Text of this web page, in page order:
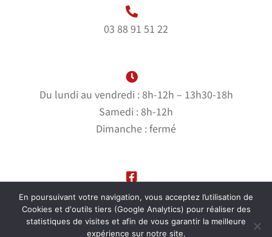
03 88 91 51 22
Du lundi au vendredi : 8h-12h – 13h30-18h
Samedi : 8h-12h
Dimanche : fermé
Suivez-nous sur notre page Facebook
En poursuivant votre navigation, vous acceptez l’utilisation de
Cookies et d'outils tiers (Google Analytics) pour réaliser des
statistiques de visites et afin de vous garantir la meilleure
expérience sur notre site.